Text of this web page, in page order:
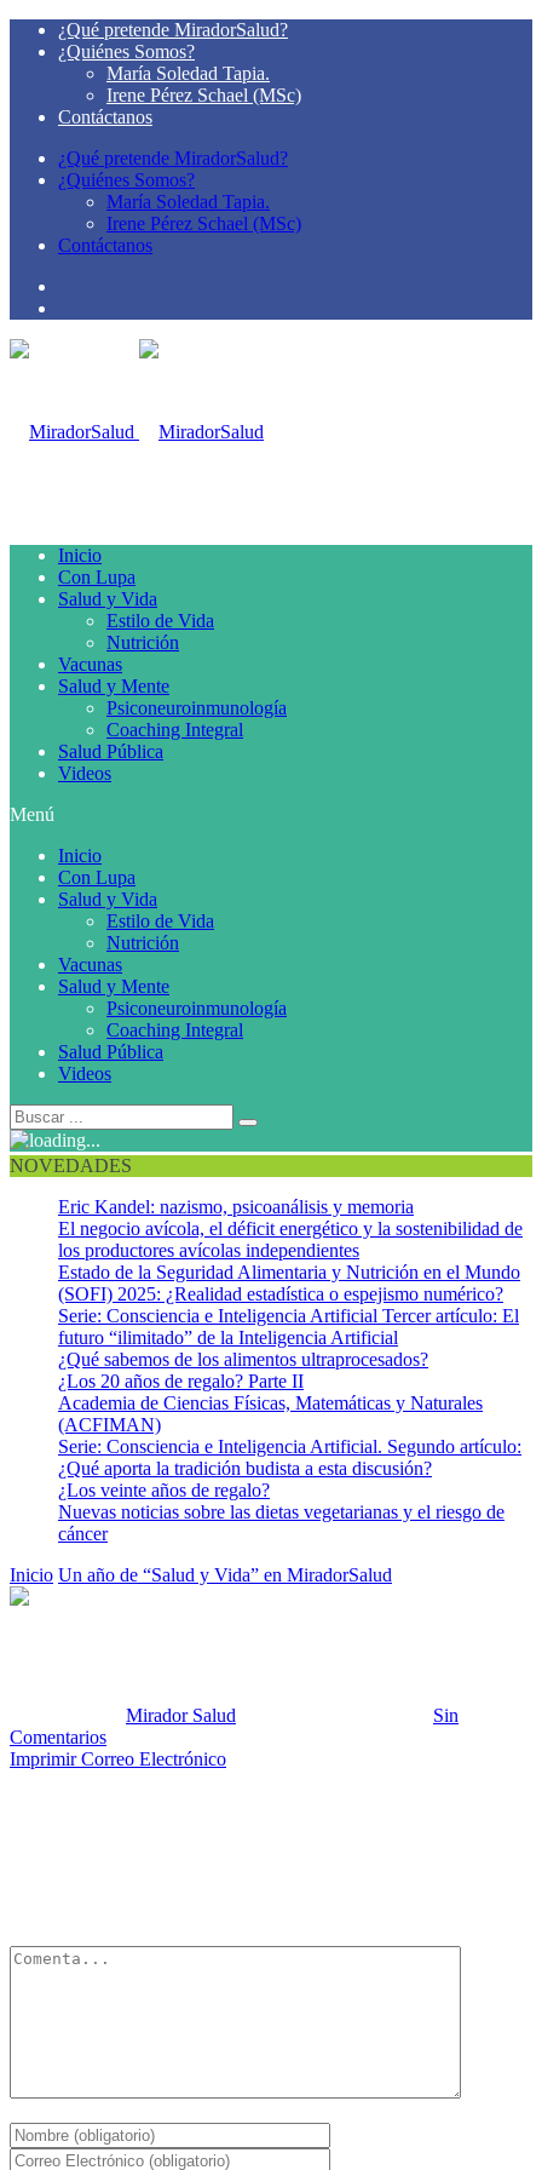
¿Qué pretende MiradorSalud?
¿Quiénes Somos?
María Soledad Tapia.
Irene Pérez Schael (MSc)
Contáctanos
¿Qué pretende MiradorSalud?
¿Quiénes Somos?
María Soledad Tapia.
Irene Pérez Schael (MSc)
Contáctanos
Inicio
Con Lupa
Salud y Vida
Estilo de Vida
Nutrición
Vacunas
Salud y Mente
Psiconeuroinmunología
Coaching Integral
Salud Pública
Videos
Menú
Inicio
Con Lupa
Salud y Vida
Estilo de Vida
Nutrición
Vacunas
Salud y Mente
Psiconeuroinmunología
Coaching Integral
Salud Pública
Videos
NOVEDADES
Eric Kandel: nazismo, psicoanálisis y memoria
El negocio avícola, el déficit energético y la sostenibilidad de
los productores avícolas independientes
Estado de la Seguridad Alimentaria y Nutrición en el Mundo
(SOFI) 2025: ¿Realidad estadística o espejismo numérico?
Serie: Consciencia e Inteligencia Artificial Tercer artículo: El
futuro “ilimitado” de la Inteligencia Artificial
¿Qué sabemos de los alimentos ultraprocesados?
¿Los 20 años de regalo? Parte II
Academia de Ciencias Físicas, Matemáticas y Naturales
(ACFIMAN)
Serie: Consciencia e Inteligencia Artificial. Segundo artículo:
¿Qué aporta la tradición budista a esta discusión?
¿Los veinte años de regalo?
Nuevas noticias sobre las dietas vegetarianas y el riesgo de
cáncer
Inicio Un año de “Salud y Vida” en MiradorSalud
Mirador Salud
Sin
Comentarios
Imprimir Correo Electrónico